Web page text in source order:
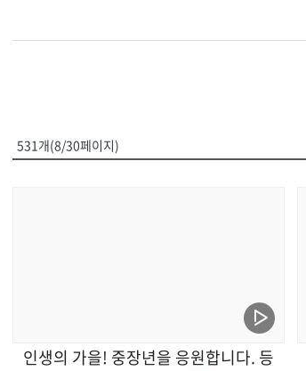
531개(8/30페이지)
인생의 가을! 중장년을 응원합니다. 등